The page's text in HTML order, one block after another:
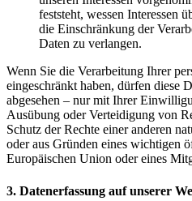
feststeht, wessen Interessen
die Einschränkung der
Daten zu verlangen.
Wenn Sie die Verarbeitung Ihrer
eingeschränkt haben, dürfen diese
abgesehen – nur mit Ihrer
Ausübung oder Verteidigung von
Schutz der Rechte einer anderen
oder aus Gründen eines wichtigen
Europäischen Union oder eines
3. Datenerfassung auf unserer